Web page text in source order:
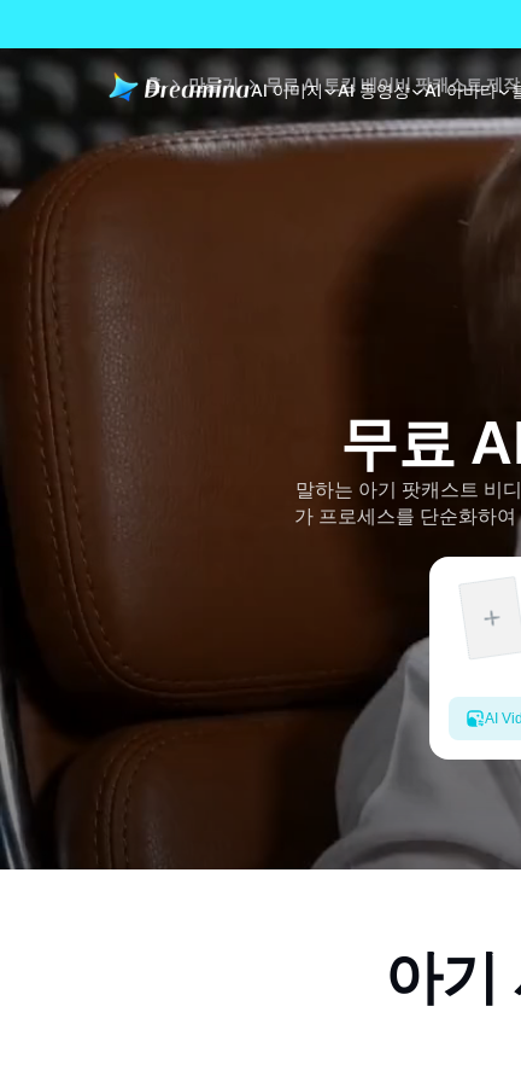
AI 이미지 AI 동영상 AI 아바타
홈 만들기 무료 AI 토킹 베이비 팟캐스트 제
무료
말하는 아기 팟캐스트 비
가 프로세스를 단순화하
AI
아기